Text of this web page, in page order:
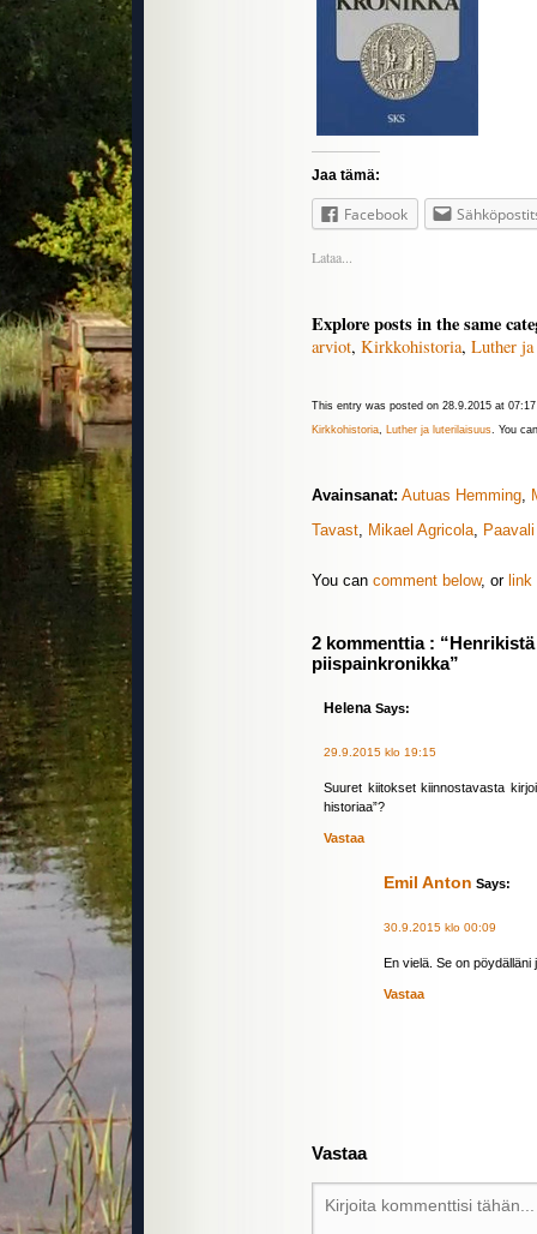
Jaa tämä:
Facebook
Lataa...
Explore posts in the same
arviot, Kirkkohistoria, Luther
This entry was posted on 28.9.2015 at
Kirkkohistoria
Luther ja luterilaisuus . You
Avainsanat: Autuas Hemming
Tavast Mikael Agricola
You can comment below, or link
2 kommenttia :
piispainkronikka”
Helena Says:
29.9.2015 klo 19:15
Suuret kiitokset kiinnostavasta
historiaa”?
Vastaa
Emil Anton Says:
30.9.2015 klo 00:09
En vielä. Se on pöydälläni
Vastaa
Vastaa